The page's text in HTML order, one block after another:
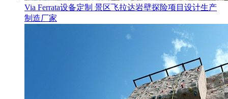
Via Ferrata设备定制 景区飞拉达岩壁探险项目设计生产
制造厂家